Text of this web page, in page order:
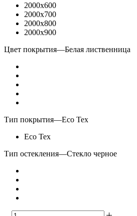
2000x600
2000x700
2000x800
2000x900
Цвет покрытия—Белая лиственница
Тип покрытия—Eco Tex
Eco Tex
Тип остекления—Стекло черное